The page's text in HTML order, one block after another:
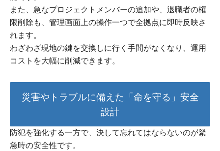
また、急なプロジェクトメンバーの追加や、退職者の権
限削除も、管理画面上の操作一つで全拠点に即時反映さ
れます。
わざわざ現地の鍵を交換しに行く手間がなくなり、運用
コストを大幅に削減できます。
災害やトラブルに備えた「命を守る」安全
設計
防犯を強化する一方で、決して忘れてはならないのが緊
急時の安全性です。